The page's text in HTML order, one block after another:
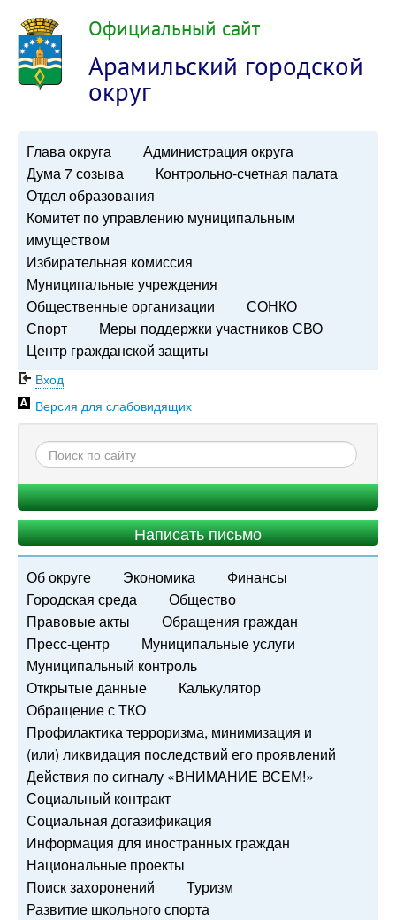
Официальный сайт
Арамильский городской
округ
Глава округа
Администрация округа
Дума 7 созыва
Контрольно-счетная палата
Отдел образования
Комитет по управлению муниципальным
имуществом
Избирательная комиссия
Муниципальные учреждения
Общественные организации
СОНКО
Спорт
Меры поддержки участников СВО
Центр гражданской защиты
Вход
Версия для слабовидящих
Написать письмо
Об округе Экономика
Финансы
Городская среда
Общество
Правовые акты
Обращения граждан
Пресс-центр
Муниципальные услуги
Муниципальный контроль
Открытые данные
Калькулятор
Обращение с ТКО
Профилактика терроризма, минимизация и
(или) ликвидация последствий его проявлений
Действия по сигналу «ВНИМАНИЕ ВСЕМ!»
Социальный контракт
Социальная догазификация
Информация для иностранных граждан
Национальные проекты
Поиск захоронений
Туризм
Развитие школьного спорта